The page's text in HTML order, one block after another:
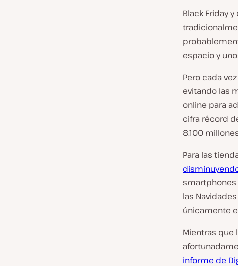
Black Friday
espacio y
Pero cada
evitando las
online para
cifra récord
8.100
Para las
smartphones
las Navidades
únicamente
Mientras que
informe de